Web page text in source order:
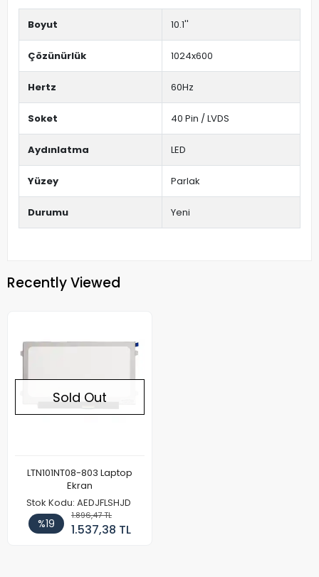
Boyut 10.1''
Çözünürlük 1024x600
Hertz 60Hz
Soket 40 Pin / LVDS
Aydınlatma LED
Yüzey Parlak
Durumu Yeni
Recently Viewed
Sold Out
LTN101NT08-803 Laptop
Ekran
Stok Kodu: AEDJFLSHJD
%19
1.896,47 TL
1.537,38 TL